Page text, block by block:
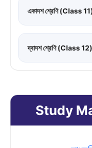
একাদশ শ্রেণি (Class
দ্বাদশ শ্রেণি (Class 12)
Study